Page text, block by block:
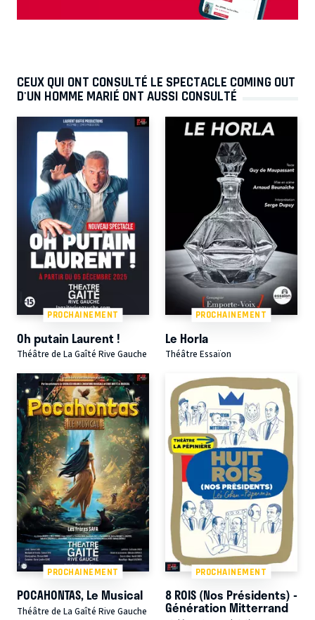
CEUX QUI ONT CONSULTÉ LE SPECTACLE COMING OUT
D'UN HOMME MARIÉ ONT AUSSI CONSULTÉ
PROCHAINEMENT
Oh putain Laurent !
Théâtre de La Gaîté Rive Gauche
PROCHAINEMENT
Le Horla
Théâtre Essaïon
PROCHAINEMENT
POCAHONTAS, Le Musical
Théâtre de La Gaîté Rive Gauche
PROCHAINEMENT
8 ROIS (Nos Présidents) -
Génération Mitterrand